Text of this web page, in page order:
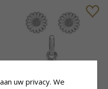
uw privacy. We